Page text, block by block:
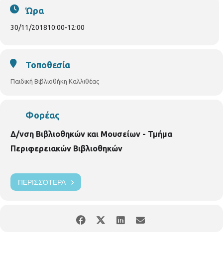
τον παγκόσμιο πολιτισμό. Για παιδιά 10-12 ετών. Με τη
φιλόλογοΖωή Δαλακούρα
Ώρα
30/11/201810:00-12:00
Τοποθεσία
Παιδική Βιβλιοθήκη Καλλιθέας
Φορέας
Δ/νση Βιβλιοθηκών και Μουσείων - Τμήμα
Περιφερειακών Βιβλιοθηκών
ΠΕΡΙΣΣΌΤΕΡΑ